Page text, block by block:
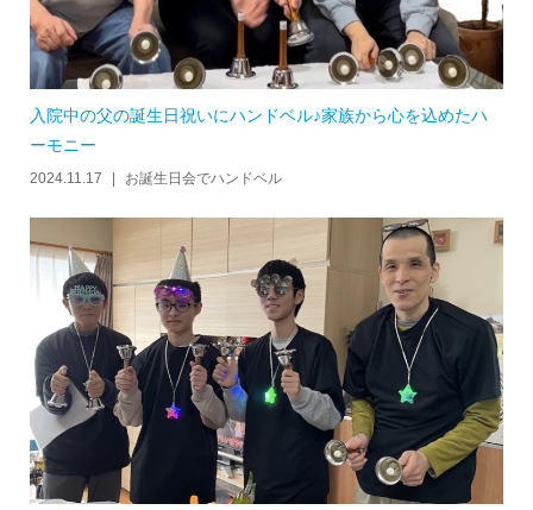
入院中の父の誕生日祝いにハンドベル♪家族から心を込めたハ
ーモニー
2024.11.17 お誕生日会でハンドベル